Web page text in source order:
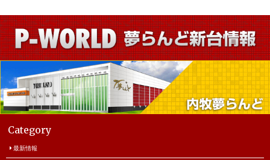
Category
最新情報